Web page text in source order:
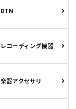
DTM
レコーディング機器
楽器アクセサリ